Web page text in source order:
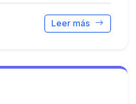
Leer más